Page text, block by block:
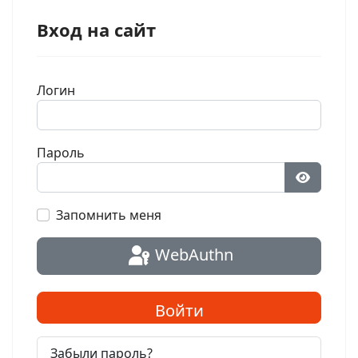
Вход на сайт
Логин
Пароль
Запомнить меня
WebAuthn
Войти
Забыли пароль?